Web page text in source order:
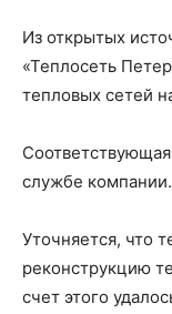
Из открытых
«Теплосеть
тепловых сетей
службе компании.
Уточняется, что
реконструкцию
счет этого